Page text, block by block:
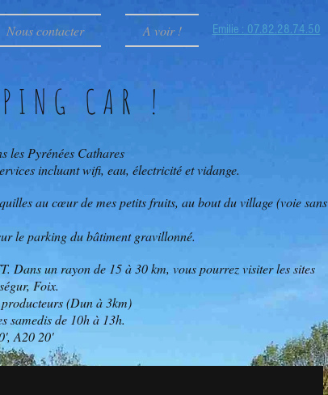
Nous contacter A voir ! Emilie : 07.82.28.74.50
CAR !
les Pyrénées Cathares
incluant wifi, eau, électricité et vidange.
au cœur de mes petits fruits, au bout du village (voie sans
le parking du bâtiment gravillonné.
Dans un rayon de 15 à 30 km, vous pourrez visiter les sites
Foix.
(Dun à 3km)
samedis de 10h à 13h.
A20 20'